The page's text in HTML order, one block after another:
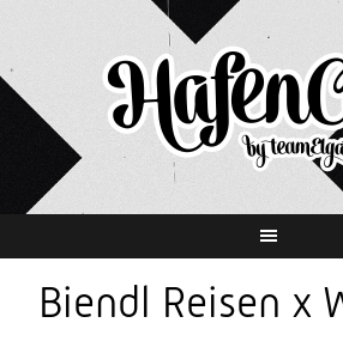
Inhalt
Biendl Reisen x